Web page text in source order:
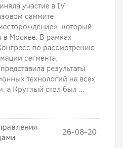
участие в IV
саммите
который
Москве. В рамках
по рассмотрению
сегмента,
результаты
технологий на всех
а Круглый стол был ...
26-08-20